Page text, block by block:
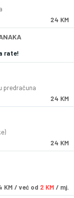
24 KM
rate!
predračuna
24 KM
24 KM
KM / već od 2 KM / mj.